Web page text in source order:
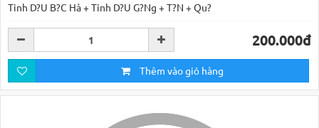
Tinh D?U B?C Hà + Tinh D?U G?Ng + T?N + Qu?
200.000đ
Thêm vào giỏ hàng